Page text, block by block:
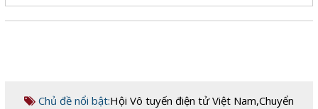
Chủ đề nổi bật:Hội Vô tuyến điện tử Việt Nam,Chuyển